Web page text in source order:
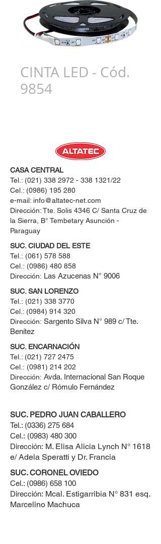
CINTA LED - Cód.
9854
CASA CENTRAL
Tel.: (021) 338 2972 - 338 1321/22
Cel.: (0986) 195 280
e-mail: info@altatec-net.com
Dirección: Tte. Solis 4346 C/ Santa Cruz de
la Sierra, B° Tembetary Asunción -
Paraguay
SUC. CIUDAD DEL ESTE
Tel.: (061) 578 588
Cel.: (0986) 480 858
Dirección: Las Azucenas N° 9006
SUC. SAN LORENZO
Tel.: (021) 338 3770
Cel.: ​(0984) 914 320
Dirección: Sargento Silva N° 989 c/ Tte.
Benítez
SUC. ENCARNACIÓN
Tel.: (021) 727 2475
Cel.: (0981) 214 202
Dirección: Avda. Internacional San Roque
González c/ Rómulo Fernández
SUC. PEDRO JUAN CABALLERO
Tel.: (0336) 275 684
Cel.: (0983) 480 300
Dirección: M. Elisa Alicia Lynch N° 1618
e/ Adela Speratti y Dr. Francia
SUC. CORONEL OVIEDO
Cel.: (0986) 658 100
Dirección: Mcal. Estigarribia N° 831 esq.
Marcelino Machuca